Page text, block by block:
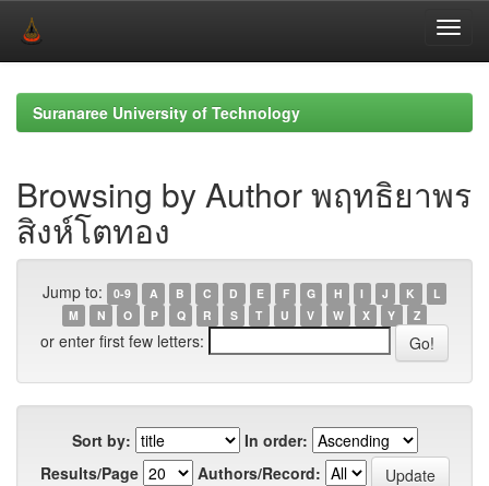
navigationSuranaree University of Technology
Browsing by Author พฤทธิยาพร
สิงห์โตทอง
Jump to: 0-9 A B C D E F G H I J K
L
M
N O P Q R S T U V W X Y Z
or enter first few letters:
Sort by:
In order:
Results/Page
Authors/Record: